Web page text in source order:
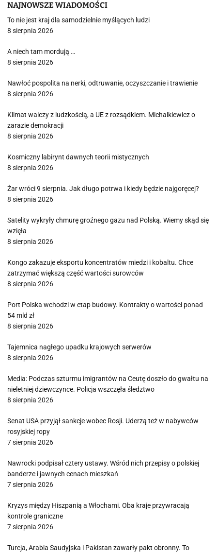
NAJNOWSZE WIADOMOŚCI
To nie jest kraj dla samodzielnie myślących ludzi
8 sierpnia 2026
A niech tam mordują …
8 sierpnia 2026
Nawłoć pospolita na nerki, odtruwanie, oczyszczanie i trawienie
8 sierpnia 2026
Klimat walczy z ludzkością, a UE z rozsądkiem. Michalkiewicz o
zarazie demokracji
8 sierpnia 2026
Kosmiczny labirynt dawnych teorii mistycznych
8 sierpnia 2026
Żar wróci 9 sierpnia. Jak długo potrwa i kiedy będzie najgoręcej?
8 sierpnia 2026
Satelity wykryły chmurę groźnego gazu nad Polską. Wiemy skąd się
wzięła
8 sierpnia 2026
Kongo zakazuje eksportu koncentratów miedzi i kobaltu. Chce
zatrzymać większą część wartości surowców
8 sierpnia 2026
Port Polska wchodzi w etap budowy. Kontrakty o wartości ponad
54 mld zł
8 sierpnia 2026
Tajemnica nagłego upadku krajowych serwerów
8 sierpnia 2026
Media: Podczas szturmu imigrantów na Ceutę doszło do gwałtu na
nieletniej dziewczynce. Policja wszczęła śledztwo
8 sierpnia 2026
Senat USA przyjął sankcje wobec Rosji. Uderzą też w nabywców
rosyjskiej ropy
7 sierpnia 2026
Nawrocki podpisał cztery ustawy. Wśród nich przepisy o polskiej
banderze i jawnych cenach mieszkań
7 sierpnia 2026
Kryzys między Hiszpanią a Włochami. Oba kraje przywracają
kontrole graniczne
7 sierpnia 2026
Turcja, Arabia Saudyjska i Pakistan zawarły pakt obronny. To